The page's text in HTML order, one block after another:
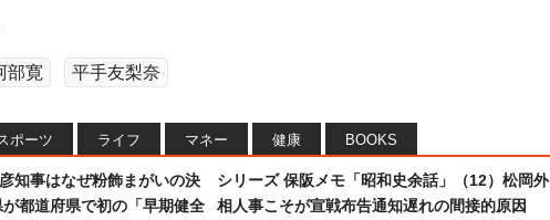
部寛 平手友梨奈
ポーツ ライフ マネー 健康 BOOKS
知事はなぜ粉飾まがいの決
都道府県で初の「早期健全
シリーズ 保阪メモ「昭和史余話」（12）松岡外
相人事こそが宣戦布告通知遅れの間接的原因